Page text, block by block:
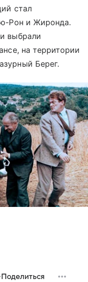
стал
Рон и Жиронда.
выбрали
на территории
Берег.
Поделиться